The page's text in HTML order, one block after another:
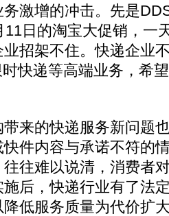
激增的冲击。先是
日的淘宝大促销，一
招架不住。快递企业
时快递等高端业务，希
的快递服务新问题
件内容与承诺不符的
往难以说清，消费者
后，快递行业有了法
低服务质量为代价扩